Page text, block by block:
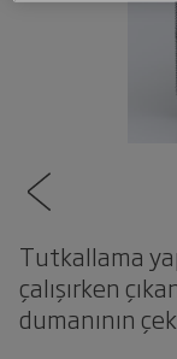
Tutkallama
çalışırken
dumanının